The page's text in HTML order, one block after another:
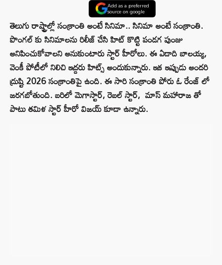
Add as a preferred
source on google
తెలుగు రాష్ట్రాల్లో సంక్రాంతి అంటే సినిమా.. సినిమా అంటే సంక్రాంతి.
పొంగల్ కు సినిమాలను రిలీజ్ చేసి హిట్ కొట్టి పండగ పుంజు
అనిపించుకోవాలని అనుకుంటారు స్టార్ హీరోలు. ఈ ఏడాది బాలయ్య,
వెంకీ పోటీలో నిలిచి ఇద్దరు హిట్స్ అందుకున్నారు. ఇక ఇప్పుడు అందరి
ద్రుష్టి 2026 సంక్రాంతిపై ఉంది. ఈ సారి సంక్రాంతి పోరు ఓ రేంజ్ లో
జరగబోతుంది. బరిలో మెగాస్టార్, రెబల్ స్టార్, మాస్ మహారాజ తో
పాటు తమిళ స్టార్ హీరో విజయ్ కూడా ఉన్నారు.